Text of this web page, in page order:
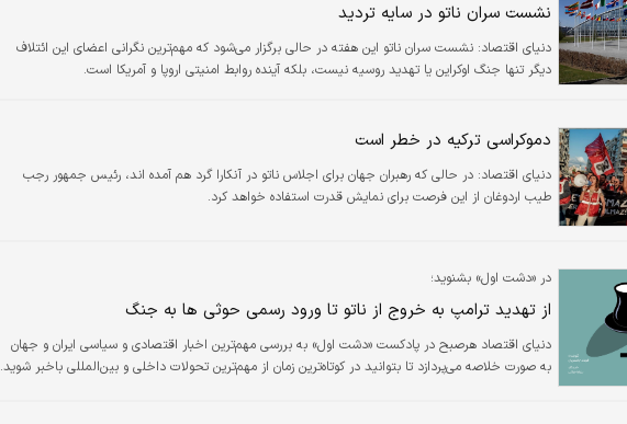
نشست سران ناتو در سایه تردید
دنیای اقتصاد: نشست سران ناتو این هفته در حالی برگزار می‌شود که مهم‌ترین نگرانی اعضای این ائتلاف
دیگر تنها جنگ اوکراین یا تهدید روسیه نیست، بلکه آینده روابط امنیتی اروپا و آمریکا است.
دموکراسی ترکیه در خطر است
دنیای اقتصاد: در حالی که رهبران جهان برای اجلاس ناتو در آنکارا گرد هم آمده اند، رئیس جمهور رجب
طیب اردوغان از این فرصت برای نمایش قدرت استفاده خواهد کرد.
در «دشت اول» بشنوید؛
از تهدید ترامپ به خروج از ناتو تا ورود رسمی حوثی ها به جنگ
دنیای اقتصاد هرصبح در پادکست «دشت اول» به بررسی مهم‌ترین اخبار اقتصادی و سیاسی ایران و جهان
به صورت خلاصه می‌پردازد تا بتوانید در کوتاه‌ترین زمان از مهم‌ترین تحولات داخلی و بین‌المللی باخبر شوید.